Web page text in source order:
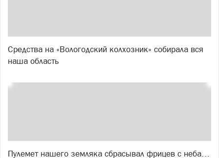
Средства на «Вологодский колхозник» собирала вся
наша область
Пулемет нашего земляка сбрасывал фрицев с неба…